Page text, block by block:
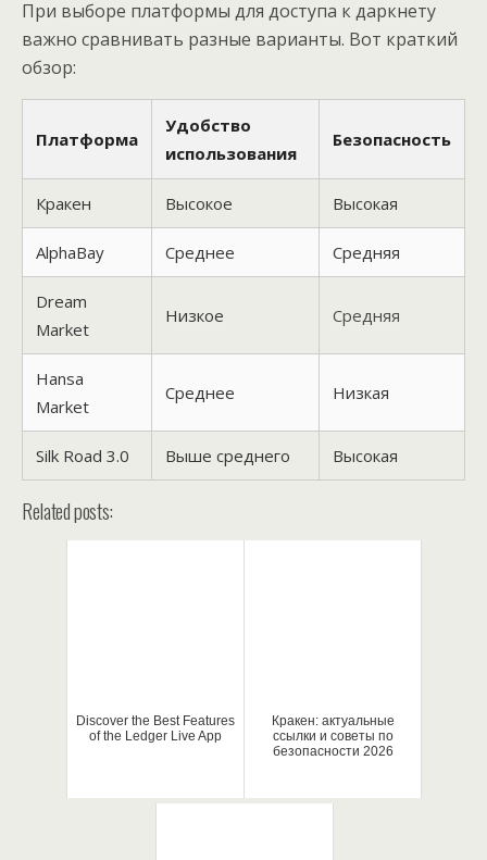
При выборе платформы для доступа к даркнету
важно сравнивать разные варианты. Вот краткий
обзор:
Платформа
Удобство
использования
Безопасность
Кракен Высокое Высокая
AlphaBay Среднее Средняя
Dream
Market
Низкое Средняя
Hansa
Market
Среднее Низкая
Silk Road 3.0 Выше среднего Высокая
Related posts:
Discover the Best Features
of the Ledger Live App
Кракен: актуальные
ссылки и советы по
безопасности 2026